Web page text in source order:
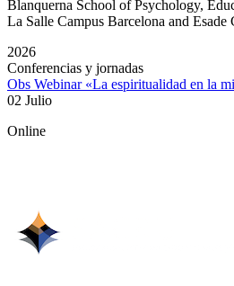
Blanquerna School of Psychology,
La Salle Campus Barcelona and Esade
2026
Conferencias y jornadas
Obs Webinar «La espiritualidad en la
02 Julio
Online